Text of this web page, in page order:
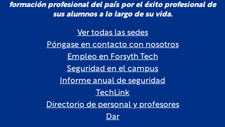
formación profesional del país por el éxito profesional de
sus alumnos a lo largo de su vida.
Ver todas las sedes
Póngase en contacto con nosotros
Empleo en Forsyth Tech
Seguridad en el campus
Informe anual de seguridad
TechLink
Directorio de personal y profesores
Dar